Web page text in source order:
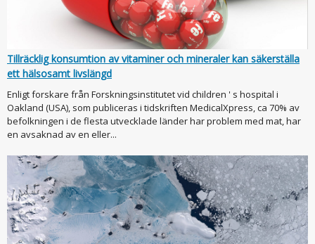
Tillräcklig konsumtion av vitaminer och mineraler kan säkerställa
ett hälsosamt livslängd
Enligt forskare från Forskningsinstitutet vid children ' s hospital i
Oakland (USA), som publiceras i tidskriften MedicalXpress, ca 70% av
befolkningen i de flesta utvecklade länder har problem med mat, har
en avsaknad av en eller...